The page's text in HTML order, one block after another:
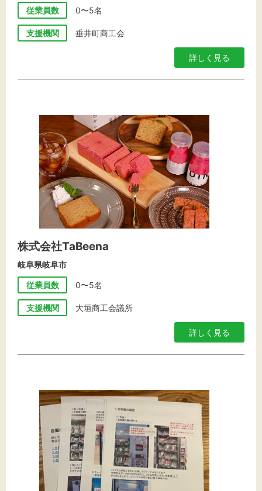
従業員数 0〜5名
支援機関 垂井町商工会
詳しく見る
株式会社TaBeena
岐阜県岐阜市
従業員数 0〜5名
支援機関 大垣商工会議所
詳しく見る